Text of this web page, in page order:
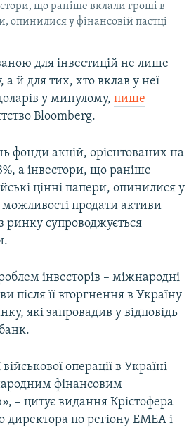
що раніше вклали гроші в
опинилися у фінансовій пастці
для інвестицій не лише
а й для тих, хто вклав у неї
у минулому, пише
Bloomberg.
фонди акцій, орієнтованих на
а інвестори, що раніше
цінні папери, опинилися у
можливості продати активи
ринку супроводжується
інвесторів – міжнародні
після її вторгнення в Україну
які запровадив у відповідь
операції в Україні
фінансовим
– цитує видання Крістофера
директора по регіону EMEA і